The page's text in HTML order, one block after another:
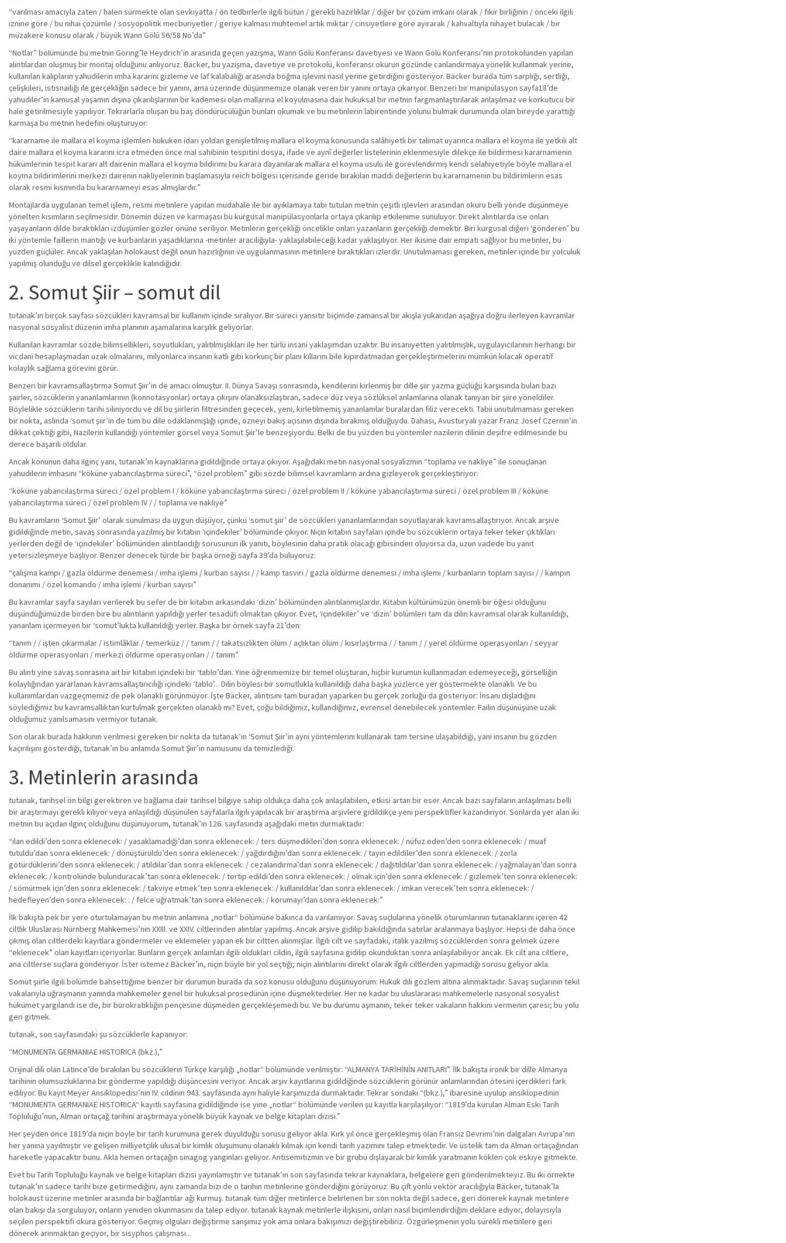
“varılması amacıyla zaten / halen sürmekte olan sevkıyatta / ön tedbirlerle ilgili bütün / gerekli hazırlıklar / diğer bir çözüm imkanı olarak / fikir birliğinin / önceki ilgili
iznine göre / bu nihai çözümle / sosyopolitik mecburiyetler / geriye kalması muhtemel artık miktar / cinsiyetlere göre ayırarak / kahvaltıyla nihayet bulacak / bir
müzakere konusu olarak / büyük Wann Gölü 56/58 No’da”
“Notlar” bölümünde bu metnin Göring’le Heydrich’in arasında geçen yazışma, Wann Gölü Konferansı davetiyesi ve Wann Gölü Konferansı’nın protokolünden yapılan
alıntılardan oluşmuş bir montaj olduğunu anlıyoruz. Bäcker, bu yazışma, davetiye ve protokolü, konferansı okurun gözünde canlandırmaya yönelik kullanmak yerine,
kullanılan kalıpların yahudilerin imha kararını gizleme ve laf kalabalığı arasında boğma işlevini nasıl yerine getirdiğini gösteriyor. Bäcker burada tüm sarplığı, sertliği,
çelişkileri, istisnailiği ile gerçekliğin sadece bir yanını, ama üzerinde düşünmemize olanak veren bir yanını ortaya çıkarıyor. Benzeri bir manipülasyon sayfa18’de
yahudiler’in kamusal yaşamın dışına çıkarılışlarının bir kademesi olan mallarına el koyulmasına dair hukuksal bir metnin fargmanlaştırılarak anlaşılmaz ve korkutucu bir
hale getirilmesiyle yapılıyor. Tekrarlarla oluşan bu baş döndürücülüğün bunları okumak ve bu metinlerin labirentinde yolunu bulmak durumunda olan bireyde yarattığı
karmaşa bu metnin hedefini oluşturuyor:
“kararname ile mallara el koyma işlemleri hukuken idari yoldan genişletilmiş mallara el koyma konusunda salâhiyetli bir talimat uyarınca mallara el koyma ile yetkili alt
daire mallara el koyma kararını icra etmeden önce mal sahibinin tespitini dosya, ifade ve aynî değerler listelerinin eklenmesiyle dilekçe ile bildirmesi kararnamenin
hükümlerinin tespit kararı alt dairenin mallara el koyma bildirimi bu karara dayanılarak mallara el koyma usulü ile görevlendirmiş kendi selahiyetiyle böyle mallara el
koyma bildirimlerini merkezi dairenin nakliyelerinin başlamasıyla reich bölgesi içerisinde geride bırakılan maddi değerlerin bu kararnamenin bu bildirimlerin esas
olarak resmi kısmında bu kararnameyi esas almışlardır.”
Montajlarda uygulanan temel işlem, resmi metinlere yapılan müdahale ile bir ayıklamaya tabi tutulan metnin çeşitli işlevleri arasından okuru belli yönde düşünmeye
yönelten kısımların seçilmesidir. Dönemin düzen ve karmaşası bu kurgusal manipülasyonlarla ortaya çıkarılıp etkilenime sunuluyor. Direkt alıntılarda ise onları
yaşayanların dilde bıraktıkları izdüşümler gözler önüne seriliyor. Metinlerin gerçekliği öncelikle onları yazanların gerçekliği demektir. Biri kurgusal diğeri ‘gönderen’ bu
iki yöntemle faillerin mantığı ve kurbanların yaşadıklarına -metinler aracılığıyla- yaklaşılabileceği kadar yaklaşılıyor. Her ikisine dair empati sağlıyor bu metinler, bu
yüzden güçlüler. Ancak yaklaşılan holokaust değil onun hazırlığının ve uygulanmasının metinlere bıraktıkları izlerdir. Unutulmaması gereken, metinler içinde bir yolculuk
yapılmış olunduğu ve dilsel gerçeklikle kalındığıdır.
2. Somut Şiir – somut dil
tutanak’ın birçok sayfası sözcükleri kavramsal bir kullanım içinde sıralıyor. Bir süreci yansıtır biçimde zamansal bir akışla yukarıdan aşağıya doğru ilerleyen kavramlar
nasyonal sosyalist düzenin imha planının aşamalarına karşılık geliyorlar.
Kullanılan kavramlar sözde bilimsellikleri, soyutlukları, yalıtılmışlıkları ile her türlü insani yaklaşımdan uzaktır. Bu insaniyetten yalıtılmışlık, uygulayıcılarının herhangi bir
vicdani hesaplaşmadan uzak olmalarını, milyonlarca insanın katli gibi korkunç bir planı kıllarını bile kıpırdatmadan gerçekleştirmelerini mümkün kılacak operatif
kolaylık sağlama görevini görür.
Benzeri bir kavramsallaştırma Somut Şiir’in de amacı olmuştur. II. Dünya Savaşı sonrasında, kendilerini kirlenmiş bir dille şiir yazma güçlüğü karşısında bulan bazı
şairler, sözcüklerin yananlamlarının (konnotasyonlar) ortaya çıkışını olanaksızlaştıran, sadece düz veya sözlüksel anlamlarına olanak tanıyan bir şiire yöneldiler.
Böylelikle sözcüklerin tarihi siliniyordu ve dil bu şiirlerin filtresinden geçecek, yeni, kirletilmemiş yananlamlar buralardan filiz verecekti. Tabii unutulmaması gereken
bir nokta, aslında ‘somut şiir’in de tüm bu dile odaklanmışlığı içinde, özneyi bakış açısının dışında bırakmış olduğuydu. Dahası, Avusturyalı yazar Franz Josef Czernin’in
dikkat çektiği gibi, Nazilerin kullandığı yöntemler görsel veya Somut Şiir’le benzeşiyordu. Belki de bu yüzden bu yöntemler nazilerin dilinin deşifre edilmesinde bu
derece başarılı oldular.
Ancak konunun daha ilginç yanı, tutanak’ın kaynaklarına gidildiğinde ortaya çıkıyor. Aşağıdaki metin nasyonal sosyalizmin “toplama ve nakliye” ile sonuçlanan
yahudilerin imhasını “köküne yabancılaştırma süreci”, “özel problem” gibi sözde bilimsel kavramların ardına gizleyerek gerçekleştiriyor:
“köküne yabancılaştırma süreci / özel problem I / köküne yabancılaştırma süreci / özel problem II / köküne yabancılaştırma süreci / özel problem III / köküne
yabancılaştırma süreci / özel problem IV / / toplama ve nakliye”
Bu kavramların ‘Somut Şiir’ olarak sunulması da uygun düşüyor, çünkü ‘somut şiir’ de sözcükleri yananlamlarından soyutlayarak kavramsallaştırıyor. Ancak arşive
gidildiğinde metin, savaş sonrasında yazılmış bir kitabın ‘içindekiler’ bölümünde çıkıyor. Niçin kitabın sayfaları içinde bu sözcüklerin ortaya teker teker çıktıkları
yerlerden değil de ‘içindekiler’ bölümünden alıntılandığı sorusunun ilk yanıtı, böylesinin daha pratik olacağı gibisinden oluyorsa da, uzun vadede bu yanıt
yetersizleşmeye başlıyor. Benzer denecek türde bir başka örneği sayfa 39’da buluyoruz:
“çalışma kampı / gazla öldürme denemesi / imha işlemi / kurban sayısı / / kamp tasviri / gazla öldürme denemesi / imha işlemi / kurbanların toplam sayısı / / kampın
donanımı / özel komando / imha işlemi / kurban sayısı”
Bu kavramlar sayfa sayıları verilerek bu sefer de bir kitabın arkasındaki ‘dizin’ bölümünden alıntılanmışlardır. Kitabın kültürümüzün önemli bir öğesi olduğunu
düşündüğümüzde birden bire bu alıntıların yapıldığı yerler tesadüfi olmaktan çıkıyor. Evet, ‘içindekiler’ ve ‘dizin’ bölümleri tam da dilin kavramsal olarak kullanıldığı,
yananlam içermeyen bir ‘somut’lukta kullanıldığı yerler. Başka bir örnek sayfa 21’den:
“tanım / / işten çıkarmalar / istimlâklar / temerküz / / tanım / / takatsizlikten ölüm / açlıktan ölüm / kısırlaştırma / / tanım / / yerel öldürme operasyonları / seyyar
öldürme operasyonları / merkezi öldürme operasyonları / / tanım”
Bu alıntı yine savaş sonrasına ait bir kitabın içindeki bir ‘tablo’dan. Yine öğrenmemize bir temel oluşturan, hiçbir kurumun kullanmadan edemeyeceği, görselliğin
kolaylığından yararlanan kavramsallaştırıcılığı içindeki ‘tablo’... Dilin böylesi bir somutlukla kullanıldığı daha başka yüzlerce yer göstermekte olanaklı. Ve bu
kullanımlardan vazgeçmemiz de pek olanaklı görünmüyor. İşte Bäcker, alıntısını tam buradan yaparken bu gerçek zorluğu da gösteriyor: İnsanı dışladığını
söylediğimiz bu kavramsallıktan kurtulmak gerçekten olanaklı mı? Evet, çoğu bildiğimiz, kullandığımız, evrensel denebilecek yöntemler. Failin düşünüşüne uzak
olduğumuz yanılsamasını vermiyor tutanak.
Son olarak burada hakkının verilmesi gereken bir nokta da tutanak’ın ‘Somut Şiir’in aynı yöntemlerini kullanarak tam tersine ulaşabildiği, yani insanın bu gözden
kaçırılışını gösterdiği, tutanak’ın bu anlamda Somut Şiir’in namusunu da temizlediği.
3. Metinlerin arasında
tutanak, tarihsel ön bilgi gerektiren ve bağlama dair tarihsel bilgiye sahip oldukça daha çok anlaşılabilen, etkisi artan bir eser. Ancak bazı sayfaların anlaşılması belli
bir araştırmayı gerekli kılıyor veya anlaşıldığı düşünülen sayfalarla ilgili yapılacak bir araştırma arşivlere gidildikçe yeni perspektifler kazandırıyor. Sonlarda yer alan iki
metnin bu açıdan ilginç olduğunu düşünüyorum, tutanak’ın 126. sayfasında aşağıdaki metin durmaktadır:
“ilan edildi’den sonra eklenecek: / yasaklamadığı’dan sonra eklenecek: / ters düşmedikleri’den sonra eklenecek: / nüfuz eden’den sonra eklenecek: / muaf
tutuldu’dan sonra eklenecek: / dönüştürüldü’den sonra eklenecek: / yağdırdığını’dan sonra eklenecek: / tayin edildiler’den sonra eklenecek: / zorla
götürdüklerini’den sonra eklenecek: / atıldılar’dan sonra eklenecek: / cezalandırma’dan sonra eklenecek: / dağıtıldılar’dan sonra eklenecek: / yağmalayan’dan sonra
eklenecek: / kontrolünde bulunduracak’tan sonra eklenecek: / tertip edildi’den sonra eklenecek: / olmak için’den sonra eklenecek: / gizlemek’ten sonra eklenecek:
/ sömürmek için’den sonra eklenecek: / takviye etmek’ten sonra eklenecek: / kullanıldılar’dan sonra eklenecek: / imkan verecek’ten sonra eklenecek: /
hedefleyen’den sonra eklenecek: : / felce uğratmak’tan sonra eklenecek: / korumayı’dan sonra eklenecek:”
İlk bakışta pek bir yere oturtulamayan bu metnin anlamına „notlar“ bölümüne bakınca da varılamıyor. Savaş suçlularına yönelik oturumlarının tutanaklarını içeren 42
ciltlik Uluslarası Nürnberg Mahkemesi’nin XXIII. ve XXIV. ciltlerinden alıntılar yapılmış. Ancak arşive gidilip bakıldığında satırlar aralanmaya başlıyor: Hepsi de daha önce
çıkmış olan ciltlerdeki kayıtlara göndermeler ve eklemeler yapan ek bir ciltten alınmışlar. İlgili cilt ve sayfadaki, italik yazılmış sözcüklerden sonra gelmek üzere
“eklenecek” olan kayıtları içeriyorlar. Bunların gerçek anlamları ilgili oldukları cildin, ilgili sayfasına gidilip okunduktan sonra anlaşılabiliyor ancak. Ek cilt ana ciltlere,
ana ciltlerse suçlara gönderiyor. İster istemez Bäcker’in, niçin böyle bir yol seçtiği; niçin alıntılarını direkt olarak ilgili ciltlerden yapmadığı sorusu geliyor akla.
Somut şiirle ilgili bölümde bahsettiğime benzer bir durumun burada da söz konusu olduğunu düşünüyorum: Hukuk dili gözlem altına alınmaktadır. Savaş suçlarının tekil
vakalarıyla uğraşmanın yanında mahkemeler genel bir hukuksal prosedürün içine düşmektedirler. Her ne kadar bu uluslararası mahkemelerle nasyonal sosyalist
hükümet yargılandı ise de, bir bürokratikliğin pençesine düşmeden gerçekleşemedi bu. Ve bu durumu aşmanın, teker teker vakaların hakkını vermenin çaresi; bu yolu
geri gitmek.
tutanak, son sayfasındaki şu sözcüklerle kapanıyor:
“MONUMENTA GERMANIAE HISTORICA (bkz.),”
Orijinal dili olan Latince’de bırakılan bu sözcüklerin Türkçe karşılığı „notlar“ bölümünde verilmiştir: “ALMANYA TARİHİNİN ANITLARI”. İlk bakışta ironik bir dille Almanya
tarihinin olumsuzluklarına bir gönderme yapıldığı düşüncesini veriyor. Ancak arşiv kayıtlarına gidildiğinde sözcüklerin görünür anlamlarından ötesini içerdikleri fark
ediliyor. Bu kayıt Meyer Ansiklopedisi’nin IV. cildinin 943. sayfasında aynı haliyle karşımızda durmaktadır. Tekrar sondaki “(bkz.),” ibaresine uyulup ansiklopedinin
“MONUMENTA GERMANIAE HISTORICA“ kayıtlı sayfasına gidildiğinde ise yine „notlar“ bölümünde verilen şu kayıtla karşılaşılıyor: “1819’da kurulan Alman Eski Tarih
Topluluğu’nun, Alman ortaçağ tarihini araştırmaya yönelik büyük kaynak ve belge kitapları dizisi.”
Her şeyden önce 1819’da niçin böyle bir tarih kurumuna gerek duyulduğu sorusu geliyor akla. Kırk yıl önce gerçekleşmiş olan Fransız Devrimi’nin dalgaları Avrupa’nın
her yanına yayılmıştır ve gelişen milliyetçilik ulusal bir kimlik oluşumunu olanaklı kılmak için kendi tarih yazımını talep etmektedir. Ve üstelik tam da Alman ortaçağından
hareketle yapacaktır bunu. Akla hemen ortaçağın sinagog yangınları geliyor. Antisemitizmin ve bir grubu dışlayarak bir kimlik yaratmanın kökleri çok eskiye gitmekte.
Evet bu Tarih Topluluğu kaynak ve belge kitapları dizisi yayınlamıştır ve tutanak’ın son sayfasında tekrar kaynaklara, belgelere geri gönderilmekteyiz. Bu iki örnekte
tutanak’ın sadece tarihi bize getirmediğini, aynı zamanda bizi de o tarihin metinlerine gönderdiğini görüyoruz. Bu çift yönlü vektör aracılığıyla Bäcker, tutanak’la
holokaust üzerine metinler arasında bir bağlantılar ağı kurmuş. tutanak tüm diğer metinlerce belirlenen bir son nokta değil sadece, geri dönerek kaynak metinlere
olan bakışı da sorguluyor, onların yeniden okunmasını da talep ediyor. tutanak kaynak metinlerle ilişkisini, onları nasıl biçimlendirdiğini deklare ediyor, dolayısıyla
seçilen perspektifi okura gösteriyor. Geçmiş olguları değiştirme sanşımız yok ama onlara bakışımızı değiştirebiliriz. Özgürleşmenin yolu sürekli metinlere geri
dönerek arınmaktan geçiyor, bir sisyphos çalışması...